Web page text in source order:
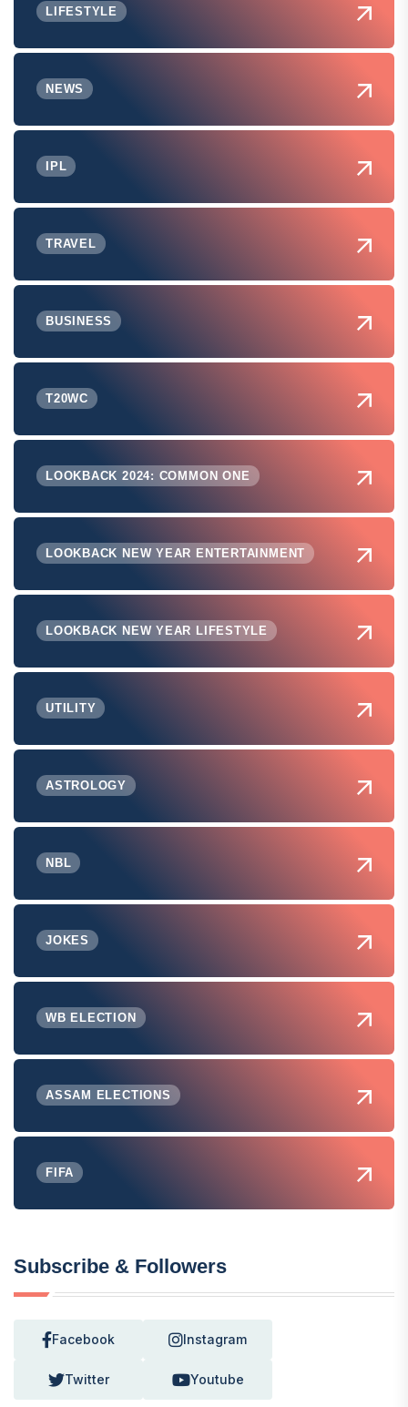
LIFESTYLE
NEWS
IPL
TRAVEL
BUSINESS
T20WC
LOOKBACK 2024: COMMON ONE
LOOKBACK NEW YEAR ENTERTAINMENT
LOOKBACK NEW YEAR LIFESTYLE
UTILITY
ASTROLOGY
NBL
JOKES
WB ELECTION
ASSAM ELECTIONS
FIFA
Subscribe & Followers
Facebook Instagram
Twitter Youtube